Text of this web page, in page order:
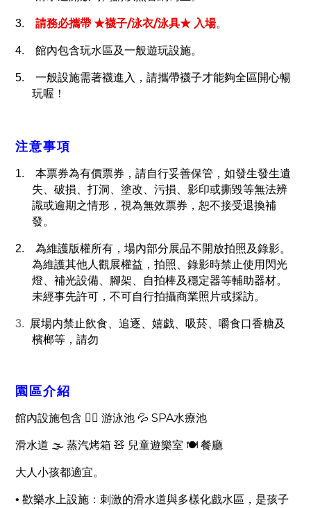
3. 請務必攜帶 ★襪子/泳衣/泳具★ 入場。
4. 館內包含玩水區及一般遊玩設施。
5.
一般設施需著襪進入，請攜帶襪子才能夠全區開心暢
玩喔！
注意事項
1.
本票券為有價票券，請自行妥善保管，如發生發生遺
失、破損、打洞、塗改、污損、影印或撕毀等無法辨
識或逾期之情形，視為無效票券，恕不接受退換補
發。
2.
為維護版權所有，場內部分展品不開放拍照及錄影。
為維護其他人觀展權益，拍照、錄影時禁止使用閃光
燈、補光設備、腳架、自拍棒及穩定器等輔助器材。
未經事先許可，不可自行拍攝商業照片或採訪。
3.
展場内禁止飲食、追逐、嬉戯、吸菸、嚼食口香糖及
檳榔等，請勿
園區介紹
館內設施包含 🏊‍♀️ 游泳池 💦 SPA水療池
滑水道 🌫 蒸汽烤箱 🧸 兒童遊樂室 🍽 餐廳
大人小孩都適宜。
• 歡樂水上設施：刺激的滑水道與多樣化戲水區，是孩子